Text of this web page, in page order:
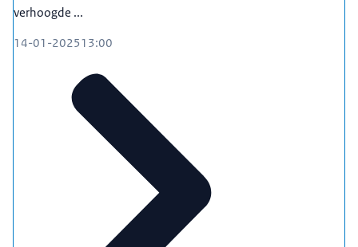
verhoogde ...
14-01-202513:00